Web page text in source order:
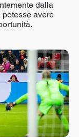
dalla
potesse avere